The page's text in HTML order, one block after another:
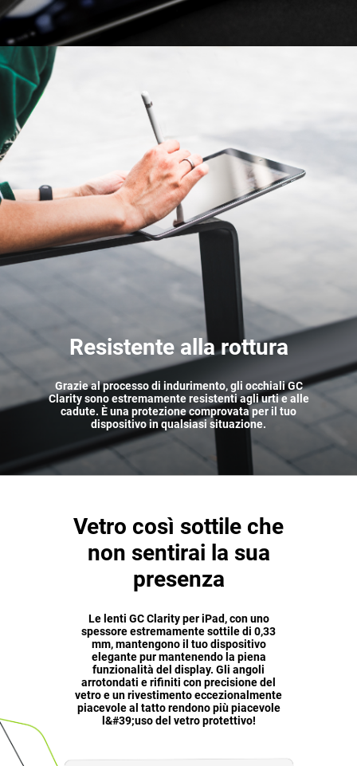
Resistente alla rottura
Grazie al processo di indurimento, gli occhiali GC
Clarity sono estremamente resistenti agli urti e alle
cadute. È una protezione comprovata per il tuo
dispositivo in qualsiasi situazione.
Vetro così sottile che
non sentirai la sua
presenza
Le lenti GC Clarity per iPad, con uno
spessore estremamente sottile di 0,33
mm, mantengono il tuo dispositivo
elegante pur mantenendo la piena
funzionalità del display. Gli angoli
arrotondati e rifiniti con precisione del
vetro e un rivestimento eccezionalmente
piacevole al tatto rendono più piacevole
l&#39;uso del vetro protettivo!